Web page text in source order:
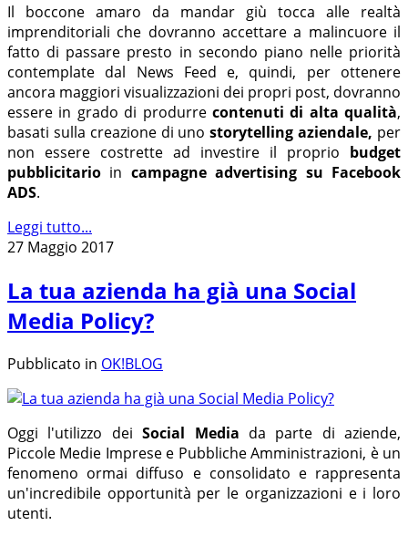
Il boccone amaro da mandar giù tocca alle realtà
imprenditoriali che dovranno accettare a malincuore il
fatto di passare presto in secondo piano nelle priorità
contemplate dal News Feed e, quindi, per ottenere
ancora maggiori visualizzazioni dei propri post, dovranno
essere in grado di produrre contenuti di alta qualità,
basati sulla creazione di uno storytelling aziendale, per
non essere costrette ad investire il proprio budget
pubblicitario in campagne advertising su Facebook
ADS.
Leggi tutto...
27 Maggio 2017
La tua azienda ha già una Social
Media Policy?
Pubblicato in OK!BLOG
Oggi l'utilizzo deiSocial Media da parte di aziende,
Piccole Medie Imprese e Pubbliche Amministrazioni, è un
fenomeno ormai diffuso e consolidato e rappresenta
un'incredibile opportunità per le organizzazioni e i loro
utenti.